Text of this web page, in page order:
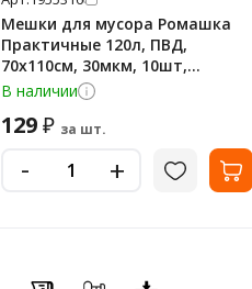
Мешки для мусора Ромашка
Практичные 120л, ПВД,
70х110см, 30мкм, 10шт,
черного цвета, в рулоне
В наличии
129₽ за шт.
- +